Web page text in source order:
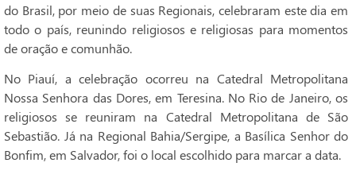
do Brasil, por meio de suas Regionais, celebraram este dia em
todo o país, reunindo religiosos e religiosas para momentos
de oração e comunhão.
No Piauí, a celebração ocorreu na Catedral Metropolitana
Nossa Senhora das Dores, em Teresina. No Rio de Janeiro, os
religiosos se reuniram na Catedral Metropolitana de São
Sebastião. Já na Regional Bahia/Sergipe, a Basílica Senhor do
Bonfim, em Salvador, foi o local escolhido para marcar a data.